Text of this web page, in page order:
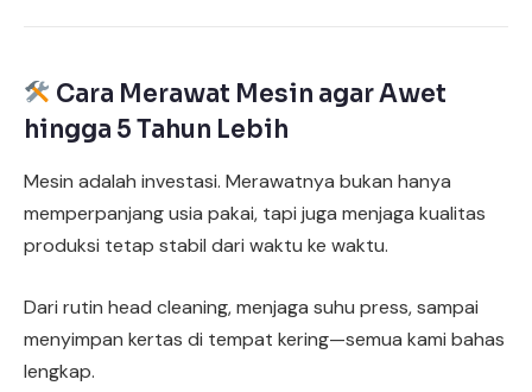
Cara Merawat Mesin agar Awet
hingga 5 Tahun Lebih
Mesin adalah investasi. Merawatnya bukan hanya
memperpanjang usia pakai, tapi juga menjaga kualitas
produksi tetap stabil dari waktu ke waktu.
Dari rutin head cleaning, menjaga suhu press, sampai
menyimpan kertas di tempat kering—semua kami bahas
lengkap.